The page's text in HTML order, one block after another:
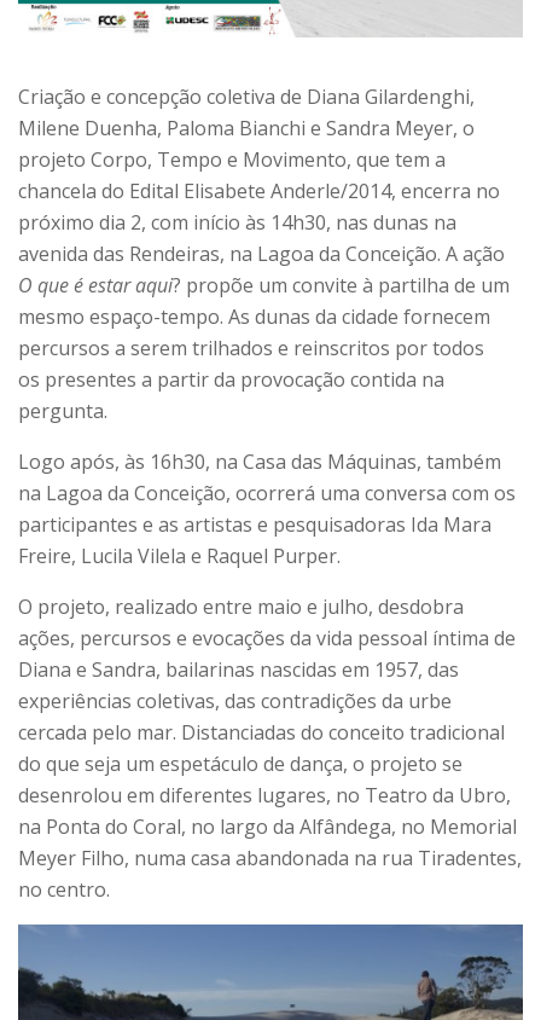
Criação e concepção coletiva de Diana Gilardenghi,
Milene Duenha, Paloma Bianchi e Sandra Meyer, o
projeto Corpo, Tempo e Movimento, que tem a
chancela do Edital Elisabete Anderle/2014, encerra no
próximo dia 2, com início às 14h30, nas dunas na
avenida das Rendeiras, na Lagoa da Conceição. A ação
O que é estar aqui? propõe um convite à partilha de um
mesmo espaço-tempo. As dunas da cidade fornecem
percursos a serem trilhados e reinscritos por todos
os presentes a partir da provocação contida na
pergunta.
Logo após, às 16h30, na Casa das Máquinas, também
na Lagoa da Conceição, ocorrerá uma conversa com os
participantes e as artistas e pesquisadoras Ida Mara
Freire, Lucila Vilela e Raquel Purper.
O projeto, realizado entre maio e julho, desdobra
ações, percursos e evocações da vida pessoal íntima de
Diana e Sandra, bailarinas nascidas em 1957, das
experiências coletivas, das contradições da urbe
cercada pelo mar. Distanciadas do conceito tradicional
do que seja um espetáculo de dança, o projeto se
desenrolou em diferentes lugares, no Teatro da Ubro,
na Ponta do Coral, no largo da Alfândega, no Memorial
Meyer Filho, numa casa abandonada na rua Tiradentes,
no centro.